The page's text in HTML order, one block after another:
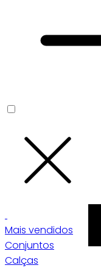
Mais vendidos
Conjuntos
Calças